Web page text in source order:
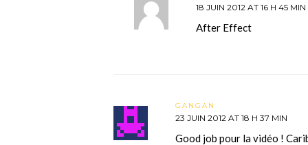
18 JUIN 2012 AT 16 H 45 MIN
After Effect
GANGAN
23 JUIN 2012 AT 18 H 37 MIN
Good job pour la vidéo !